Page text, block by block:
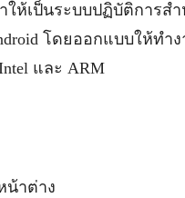
ให้เป็นระบบปฏิบัติการส
โดยออกแบบให้ทำ
และ ARM
น้าต่าง